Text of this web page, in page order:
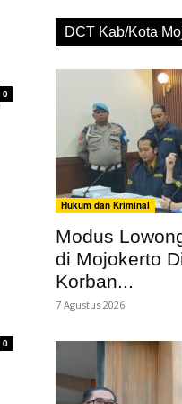
0
0
DCT Kab/Kota
Hukum dan Kriminal
Modus
di Mojokerto
Korban...
7 Agustus 2026